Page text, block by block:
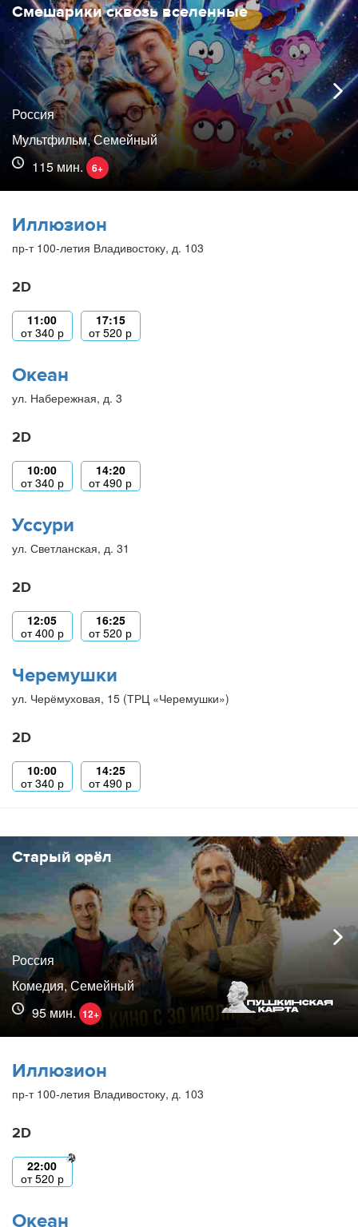
Смешарики сквозь вселенные
Россия
Мультфильм, Семейный
115 мин.
6+
Иллюзион
пр-т 100-летия Владивостоку, д. 103
2D
11:00
от340 р
17:15
от520 р
Океан
ул. Набережная, д. 3
2D
10:00
от340 р
14:20
от490 р
Уссури
ул. Светланская, д. 31
2D
12:05
от400 р
16:25
от520 р
Черемушки
ул. Черёмуховая, 15 (ТРЦ «Черемушки»)
2D
10:00
от340 р
14:25
от490 р
Старый орёл
Россия
Комедия, Семейный
95 мин. 12+
Иллюзион
пр-т 100-летия Владивостоку, д. 103
2D
22:00
от520 р
Океан